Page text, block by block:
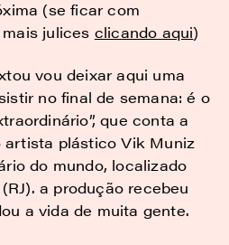
(se ficar com
julices clicando aqui)
vou deixar aqui uma
no final de semana: é o
que conta a
artista plástico Vik Muniz
do mundo, localizado
a produção recebeu
a vida de muita gente.